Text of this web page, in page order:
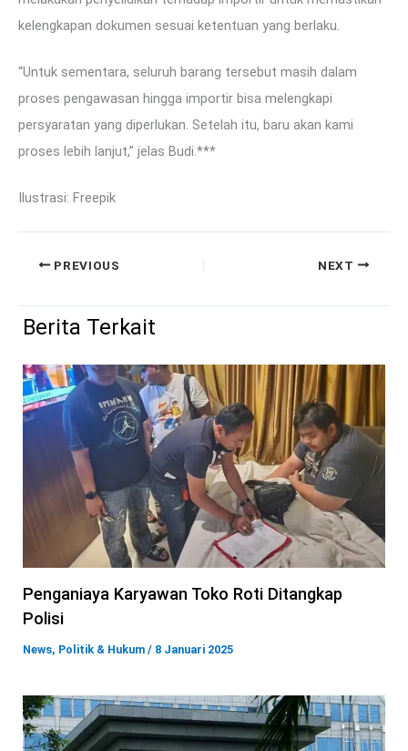
kelengkapan dokumen sesuai ketentuan yang berlaku.
“Untuk sementara, seluruh barang tersebut masih dalam
proses pengawasan hingga importir bisa melengkapi
persyaratan yang diperlukan. Setelah itu, baru akan kami
proses lebih lanjut,” jelas Budi.***
Ilustrasi: Freepik
PREVIOUS NEXT
Berita Terkait
Penganiaya Karyawan Toko Roti Ditangkap
Polisi
News, Politik & Hukum / 8 Januari 2025